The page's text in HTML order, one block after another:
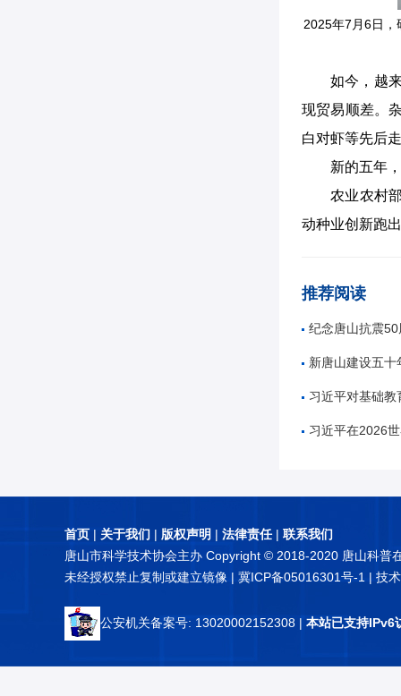
2025年7月6日，
如今，越
现贸易顺差。
白对虾等先后
新的五年
农业农村
动种业创新跑
推荐阅读
纪念唐山抗震
新唐山建设五
习近平对基础
习近平在2026世界人工智能大
首页 | 关于我们 | 版权声明 | 法律责任| 联系我们
唐山市科学技术协会主办 Copyright © 2018-2020 唐山科普
未经授权禁止复制或建立镜像 | 冀ICP备05016301号-1 | 技
公安机关备案号: 13020002152308 | 本站已支持IPv6